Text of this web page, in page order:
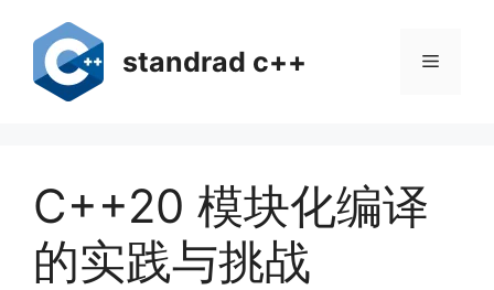
standrad c++ 菜
C++20 模块化编译
的实践与挑战